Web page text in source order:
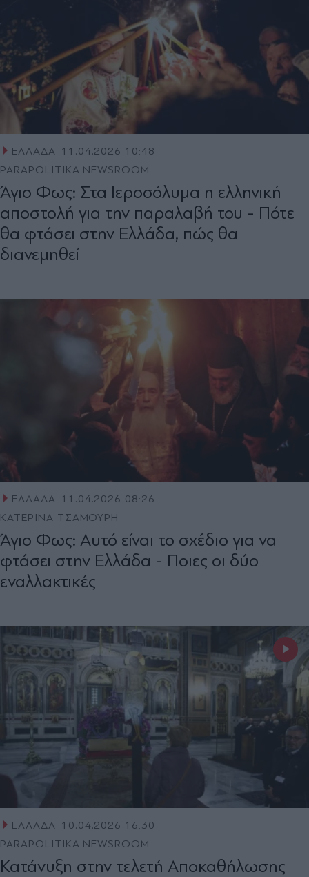
ΕΛΛΑΔΑ 11.04.2026 10:48
PARAPOLITIKA NEWSROOM
Άγιο Φως: Στα Ιεροσόλυμα η ελληνική
αποστολή για την παραλαβή του - Πότε
θα φτάσει στην Ελλάδα, πώς θα
διανεμηθεί
ΕΛΛΑΔΑ
11.04.2026 08:26
ΚΑΤΕΡΙΝΑ ΤΣΑΜΟΥΡΗ
Άγιο Φως: Αυτό είναι το σχέδιο για να
φτάσει στην Ελλάδα - Ποιες οι δύο
εναλλακτικές
ΕΛΛΑΔΑ 10.04.2026 16:30
PARAPOLITIKA NEWSROOM
Κατάνυξη στην τελετή Αποκαθήλωσης